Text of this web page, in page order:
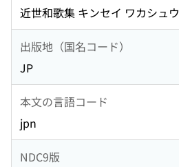
近世和歌集 キンセイ ワカシュウ
出版地（国名コード）
JP
本文の言語コード
jpn
NDC9版